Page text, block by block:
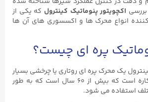
اکچویتور پنوماتیک کینترول که یکی از
انواع محرک ها و اکسسوری های آن ها
پره ای چیست؟
یک محرک پره ای روتاری یا چرخشی بسیار
قابل اعتماد و همه کاره است که بیش از ۶۰ سال است که به طور
استفاده می شود.